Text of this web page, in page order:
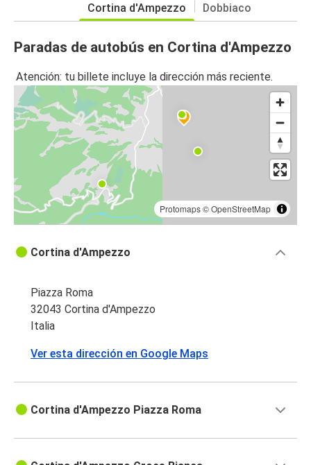
Cortina d'Ampezzo Dobbiaco
Paradas de autobús en Cortina d'Ampezzo
Atención: tu billete incluye la dirección más reciente.
Protomaps©OpenStreetMap
Cortina d'Ampezzo
Piazza Roma
32043 Cortina d'Ampezzo
Italia
Ver esta dirección en Google Maps
Cortina d'Ampezzo Piazza Roma